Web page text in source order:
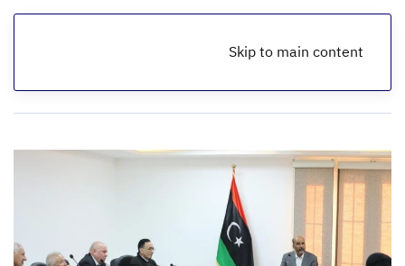
Skip to main content
الرئيسية